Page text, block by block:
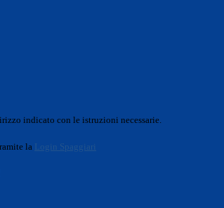
indicato con le istruzioni necessarie.
la Login Spaggiari